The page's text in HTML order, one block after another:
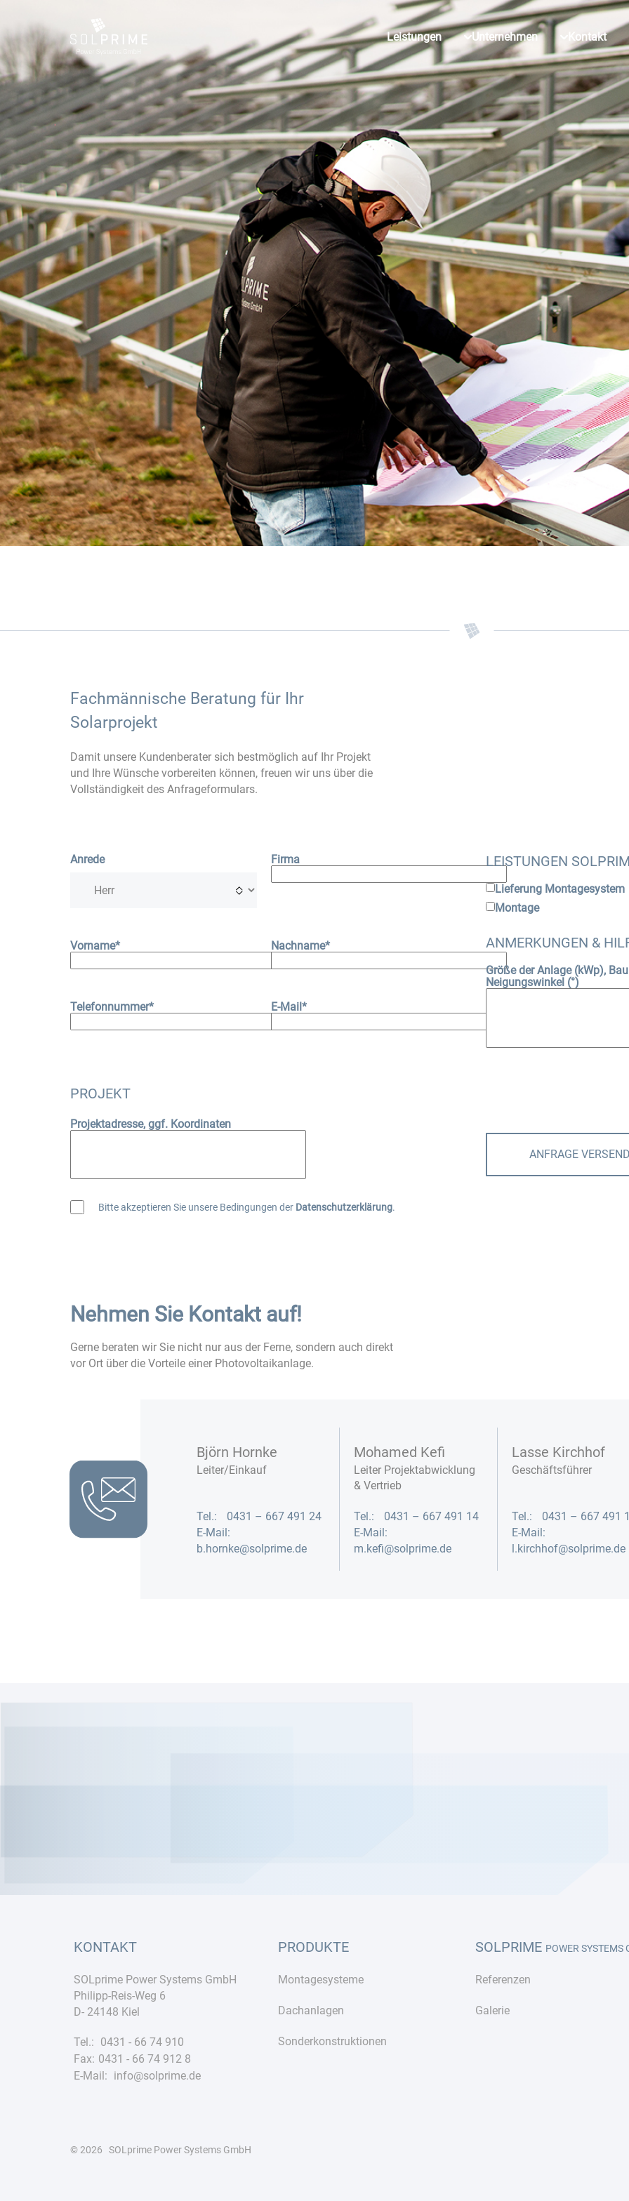
Leistungen Unternehmen Kontakt
Fachmännische Beratung für Ihr
Solarprojekt
Damit unsere Kundenberater sich bestmöglich auf Ihr Projekt
und Ihre Wünsche vorbereiten können, freuen wir uns über die
Vollständigkeit des Anfrageformulars.
Anrede Firma
Vorname* Nachname*
Telefonnummer* E-Mail*
LEISTUNGEN
Lieferung Montagesystem
Montage
ANMERKUNGEN &
Größe der Anlage (kWp),
Neigungswinkel (°)
PROJEKT
Projektadresse, ggf. Koordinaten
ANFRAGE
Bitte akzeptieren Sie unsere Bedingungen der Datenschutzerklärung.
Nehmen Sie Kontakt auf!
Gerne beraten wir Sie nicht nur aus der Ferne, sondern auch direkt
vor Ort über die Vorteile einer Photovoltaikanlage.
Björn Hornke
Leiter/Einkauf
Tel.:
0431 – 667 491 24
E-Mail:
b.hornke@solprime.de
Mohamed Kefi
Leiter Projektabwicklung
& Vertrieb
Tel.:
0431 – 667 491 14
E-Mail:
m.kefi@solprime.de
Lasse Kirchhof
Geschäftsführer
Tel.:
0431 – 667 491
E-Mail:
l.kirchhof@solprime.de
KONTAKT
SOLprime Power Systems GmbH
Philipp-Reis-Weg 6
D- 24148 Kiel
Tel.: 0431 - 66 74 910
Fax: 0431 - 66 74 912 8
E-Mail: info@solprime.de
PRODUKTE
Montagesysteme
Dachanlagen
Sonderkonstruktionen
SOLPRIME POWER SYSTEMS
Referenzen
Galerie
© 2026 SOLprime Power Systems GmbH